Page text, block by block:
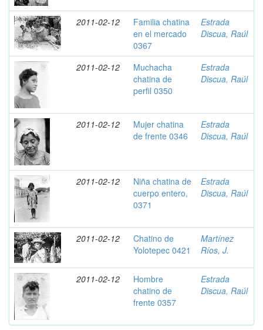
2011-02-12
Familia chatina
en el mercado
0367
Estrada
Discua, Raúl
2011-02-12
Muchacha
chatina de
perfil 0350
Estrada
Discua, Raúl
2011-02-12
Mujer chatina
de frente 0346
Estrada
Discua, Raúl
2011-02-12
Niña chatina de
cuerpo entero,
0371
Estrada
Discua, Raúl
2011-02-12
Chatino de
Yolotepec 0421
Martínez
Ríos, J.
2011-02-12
Hombre
chatino de
frente 0357
Estrada
Discua, Raúl